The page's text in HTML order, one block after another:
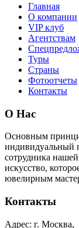
Главная
О компании
VIP клуб
Агентствам
Туры
Страны
Фотоотчеты
Контакты
О Нас
Основным
индивидуальный
сотрудника
искусство,
ювелирным
Контакты
Адрес: г. Москва,